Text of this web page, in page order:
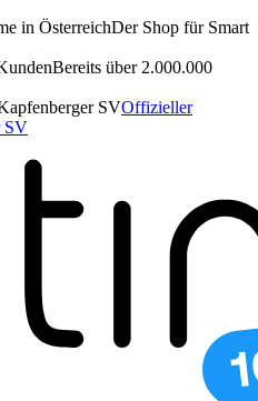
Der Shop für Smart
Bereits über 2.000.000
Offizieller
SV